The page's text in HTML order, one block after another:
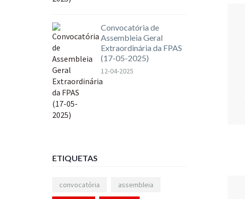
Convocatória de
Assembleia Geral
Extraordinária da FPAS
(17-05-2025)
12-04-2025
ETIQUETAS
convocatória assembleia